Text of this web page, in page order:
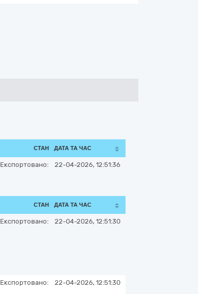
СТАН ДАТА ТА ЧАС
Експортовано: 22-04-2026, 12:51:36
СТАН ДАТА ТА ЧАС
Експортовано: 22-04-2026, 12:51:30
Експортовано: 22-04-2026, 12:51:30